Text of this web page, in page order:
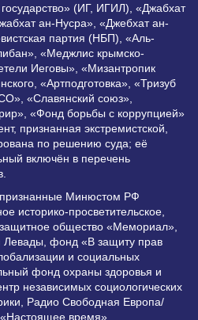
(ИГ, ИГИЛ), «Джабхат
ан-Нусра», «Джебхат ан-
партия (НБП), «Аль-
«Меджлис крымско-
Иеговы», «Мизантропик
«Артподготовка», «Тризуб
«Славянский союз»,
«Фонд борьбы с коррупцией»
признанная экстремистской,
по решению суда; её
включён в перечень
Минюстом РФ
историко-просветительское,
общество «Мемориал»,
Левады, фонд «В защиту прав
и социальных
фонд охраны здоровья и
независимых социологических
Радио Свободная Европа/
время»,